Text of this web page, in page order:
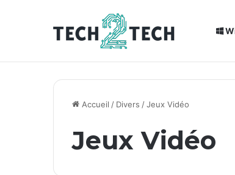
Breaking News Installation de Home
Accueil / Divers /Jeux Vidéo
Jeux Vidéo